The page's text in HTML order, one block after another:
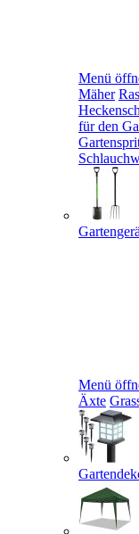
Menü
Mäher
für den
Menü
Äxte